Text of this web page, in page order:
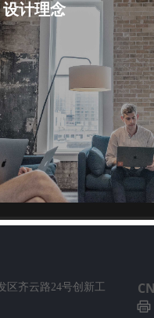
设计理念
区齐云路24号创新工